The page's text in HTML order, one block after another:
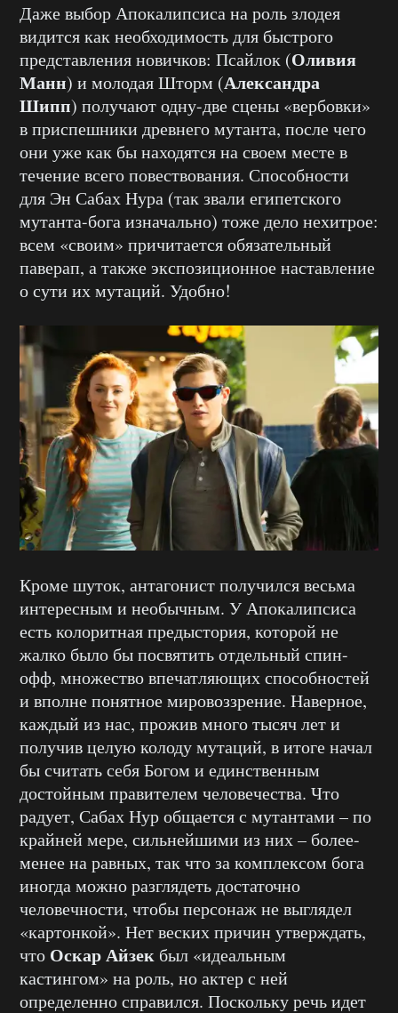
Даже выбор Апокалипсиса на роль злодея
видится как необходимость для быстрого
представления новичков: Псайлок (Оливия
Манн) и молодая Шторм (Александра
Шипп) получают одну-две сцены «вербовки»
в приспешники древнего мутанта, после чего
они уже как бы находятся на своем месте в
течение всего повествования. Способности
для Эн Сабах Нура (так звали египетского
мутанта-бога изначально) тоже дело нехитрое:
всем «своим» причитается обязательный
паверап, а также экспозиционное наставление
о сути их мутаций. Удобно!
Кроме шуток, антагонист получился весьма
интересным и необычным. У Апокалипсиса
есть колоритная предыстория, которой не
жалко было бы посвятить отдельный спин-
офф, множество впечатляющих способностей
и вполне понятное мировоззрение. Наверное,
каждый из нас, прожив много тысяч лет и
получив целую колоду мутаций, в итоге начал
бы считать себя Богом и единственным
достойным правителем человечества. Что
радует, Сабах Нур общается с мутантами – по
крайней мере, сильнейшими из них – более-
менее на равных, так что за комплексом бога
иногда можно разглядеть достаточно
человечности, чтобы персонаж не выглядел
«картонкой». Нет веских причин утверждать,
что Оскар Айзек был «идеальным
кастингом» на роль, но актер с ней
определенно справился. Поскольку речь идет